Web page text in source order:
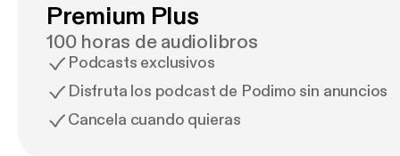
Premium Plus
100 horas de audiolibros
Podcasts exclusivos
Disfruta los podcast de Podimo sin anuncios
Cancela cuando quieras